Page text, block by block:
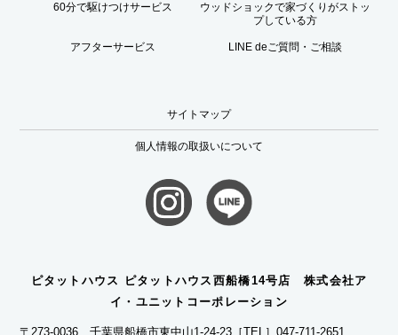
60分で駆けつけサービス
ウッドショックで家づくりがストッ
プしている方
アフターサービス LINE deご質問・ご相談
サイトマップ
個人情報の取扱いについて
ピタットハウス ピタットハウス西船橋14号店 株式会社ア
イ・ユニットコーポレーション
〒273-0036 千葉県船橋市東中山1-24-23 ［TEL］047-711-2651